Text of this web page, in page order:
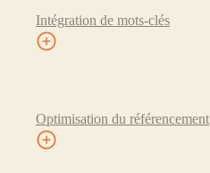
Intégration de mots-clés
Optimisation du référencement